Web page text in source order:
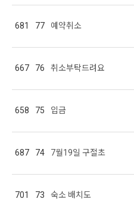
681 77 예약취소
667 76 취소부탁드려요
658 75 입금
687 74 7월19일 구절초
701 73 숙소 배치도